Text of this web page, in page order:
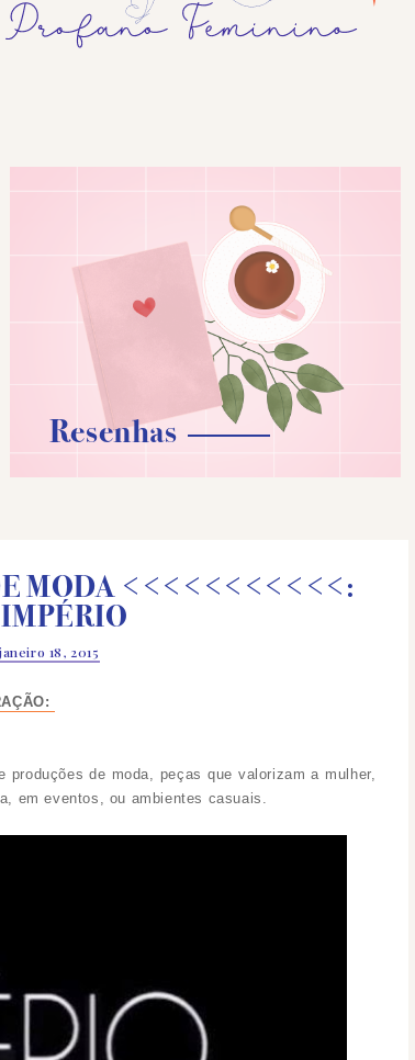
Resenhas
MODA <<<<<<<<<<<:
janeiro 18, 2015
de moda, peças que valorizam a mulher,
em eventos, ou ambientes casuais.